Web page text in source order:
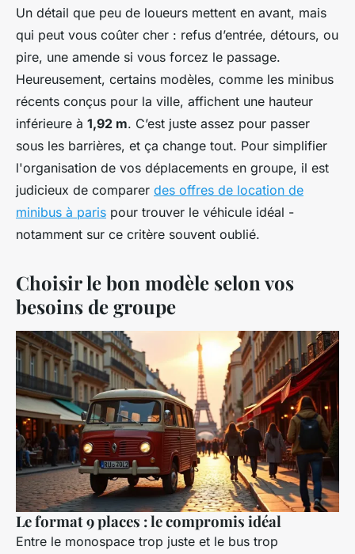
Un détail que peu de loueurs mettent en avant, mais
qui peut vous coûter cher : refus d’entrée, détours, ou
pire, une amende si vous forcez le passage.
Heureusement, certains modèles, comme les minibus
récents conçus pour la ville, affichent une hauteur
inférieure à 1,92 m. C’est juste assez pour passer
sous les barrières, et ça change tout. Pour simplifier
l'organisation de vos déplacements en groupe, il est
judicieux de comparer des offres de location de
minibus à paris pour trouver le véhicule idéal -
notamment sur ce critère souvent oublié.
Choisir le bon modèle selon vos
besoins de groupe
Le format 9 places : le compromis idéal
Entre le monospace trop juste et le bus trop